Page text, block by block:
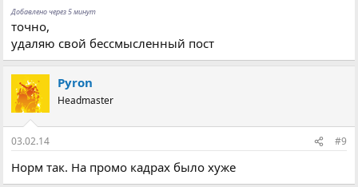
Добавлено через 5 минут
точно,
удаляю свой бессмысленный пост
Pyron
Headmaster
03.02.14 #9
Норм так. На промо кадрах было хуже